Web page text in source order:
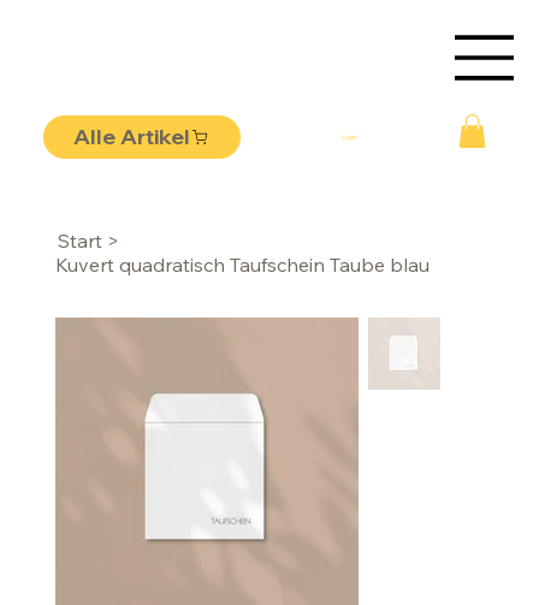
Alle Artikel Login
Start >
Kuvert quadratisch Taufschein Taube blau